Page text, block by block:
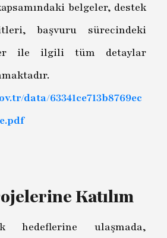
belgeler, destek
başvuru sürecindeki
ile ilgili tüm detaylar
data/63341ce713b8769ec
Katılım
hedeflerine ulaşmada,